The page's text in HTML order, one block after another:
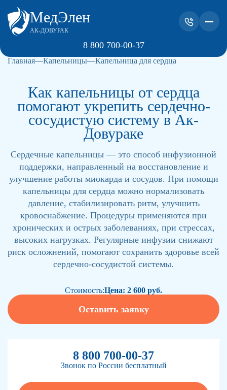
МедЭлен
АК-ДОВУРАК
8 800 700-00-37
Главная Капельницы Капельница для сердца
Как капельницы от сердца
помогают укрепить сердечно-
сосудистую систему в Ак-
Довураке
Сердечные капельницы — это способ инфузионной
поддержки, направленный на восстановление и
улучшение работы миокарда и сосудов. При помощи
капельницы для сердца можно нормализовать
давление, стабилизировать ритм, улучшить
кровоснабжение. Процедуры применяются при
хронических и острых заболеваниях, при стрессах,
высоких нагрузках. Регулярные инфузии снижают
риск осложнений, помогают сохранить здоровье всей
сердечно-сосудистой системы.
Оставить заявку
Стоимость:Цена: 2 600 руб.
8 800 700-00-37
Звонок по России бесплатный